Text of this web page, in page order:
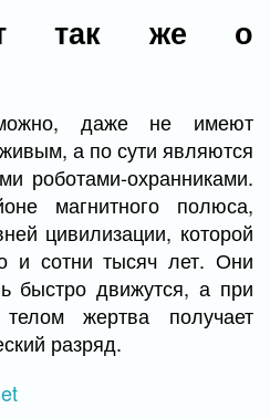
так же о
даже не имеют
а по сути являются
роботами-охранниками.
магнитного полюса,
цивилизации, которой
и сотни тысяч лет. Они
быстро движутся, а при
жертва получает
разряд.